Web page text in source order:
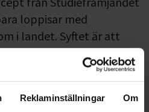
Reklaminställningar Om
loppisar med
i landet. Syftet är att
begagnad
är en viktig del av
och genomsyrar hela